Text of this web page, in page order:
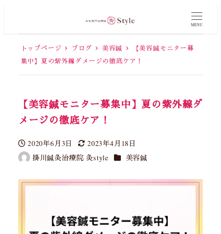
MENU
トップページ ブログ 美容鍼
【美容鍼モニター募
集中】夏の紫外線ダメージの徹底ケア！
【美容鍼モニター募集中】夏の紫外線ダ
メージの徹底ケア！
投稿日
2020年6月3日
更新日
2023年4月18日
著
者
掛川鍼灸治療院 灸style カテゴリー
美容鍼